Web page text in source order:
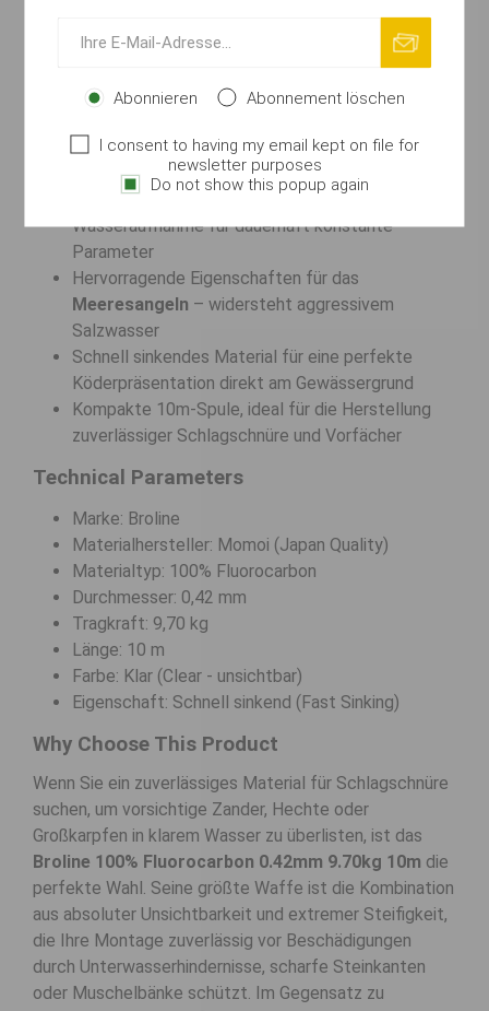
AbsoluteUnsichtbarkeit im Wasser
durch
ExtremeAbriebfestigkeitgegenüber scharfen
HoheKnotenfestigkeit von 9,70 kgbei exakt
kalibriertem Durchmesser von 0,42 mm
Vollständige
UV-Beständigkeit
und keine
Wasseraufnahme für dauerhaft konstante
Parameter
Hervorragende Eigenschaften für das
Meeresangeln – widersteht aggressivem
Salzwasser
Schnell sinkendes Material für eine perfekte
Köderpräsentation direkt am Gewässergrund
Kompakte 10m-Spule, ideal für die Herstellung
zuverlässiger Schlagschnüre und Vorfächer
Technical Parameters
Marke: Broline
Materialhersteller: Momoi (Japan Quality)
Materialtyp: 100% Fluorocarbon
Durchmesser: 0,42 mm
Tragkraft: 9,70 kg
Länge: 10 m
Farbe: Klar (Clear - unsichtbar)
Eigenschaft: Schnell sinkend (Fast Sinking)
Why Choose This Product
Wenn Sie ein zuverlässiges Material für Schlagschnüre
suchen, um vorsichtige Zander, Hechte oder
Großkarpfen in klarem Wasser zu überlisten, ist das
Broline 100% Fluorocarbon 0.42mm 9.70kg 10m die
perfekte Wahl. Seine größte Waffe ist die Kombination
aus absoluter Unsichtbarkeit und extremer Steifigkeit,
die Ihre Montage zuverlässig vor Beschädigungen
durch Unterwasserhindernisse, scharfe Steinkanten
oder Muschelbänke schützt. Im Gegensatz zu
Abonnieren Abonnement löschen
I consent to having my email kept on file for
newsletter purposes
Do not show this popup again